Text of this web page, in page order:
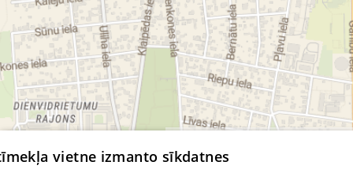
© MapTiler© OpenStreetMap contributors
vietne izmanto sīkdatnes